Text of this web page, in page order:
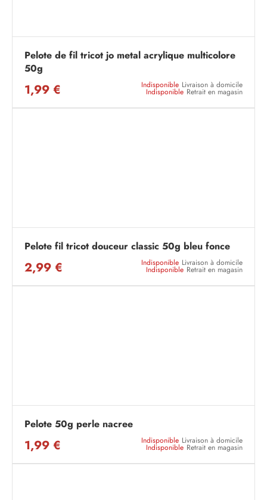
Pelote de fil tricot jo metal acrylique multicolore
50g
1,99 € Indisponible Livraison à domicile
Indisponible Retrait en magasin
Pelote fil tricot douceur classic 50g bleu fonce
2,99 € Indisponible Livraison à domicile
Indisponible Retrait en magasin
Pelote 50g perle nacree
1,99 € Indisponible Livraison à domicile
Indisponible Retrait en magasin